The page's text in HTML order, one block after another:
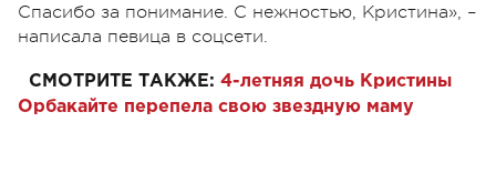
Спасибо за понимание. С нежностью, Кристина», –
написала певица в соцсети.
СМОТРИТЕ ТАКЖЕ: 4-летняя дочь Кристины
Орбакайте перепела свою звездную маму